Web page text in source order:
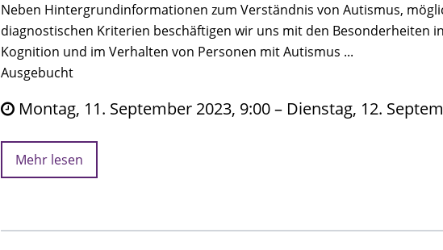
Neben Hintergrundinformationen zum Verständnis von Autismus,
diagnostischen Kriterien beschäftigen wir uns mit den Besonderheiten
Kognition und im Verhalten von Personen mit Autismus ...
Ausgebucht
Montag, 11. September 2023, 9:00 – Dienstag, 12.
Mehr lesen